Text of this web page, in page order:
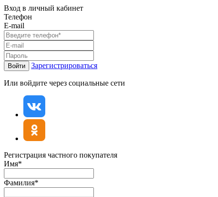
Вход в личный кабинет
Телефон
E-mail
Войти Зарегистрироваться
Или войдите через социальные сети
Регистрация частного покупателя
Имя*
Фамилия*